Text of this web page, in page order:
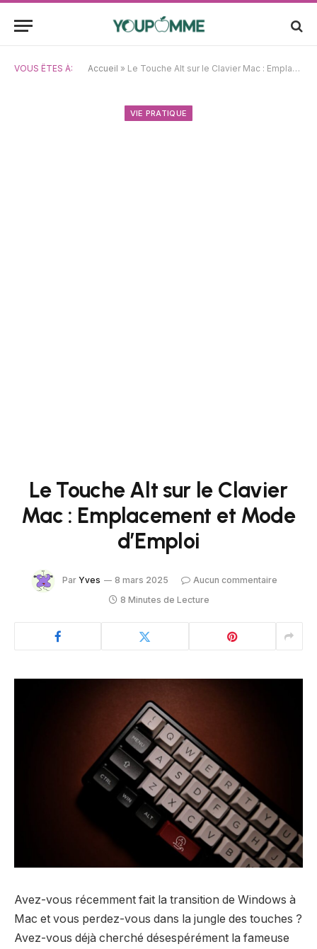
VOUS ÊTES À: Accueil » Le Touche Alt sur le Clavier Mac : Emplacement et Mode d’Emploi
VIE PRATIQUE
Le Touche Alt sur le Clavier
Mac : Emplacement et Mode
d’Emploi
Par Yves 8 mars 2025
Aucun commentaire
8 Minutes de Lecture
Avez-vous récemment fait la transition de Windows à
Mac et vous perdez-vous dans la jungle des touches ?
Avez-vous déjà cherché désespérément la fameuse